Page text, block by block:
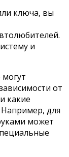
ключа, вы
и
от
какие
для
может